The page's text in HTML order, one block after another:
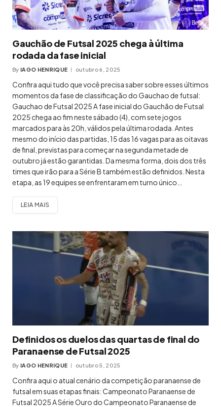
Gauchão de Futsal 2025 chega à última
rodada da fase inicial
By IAGO HENRIQUE outubro 6, 2025
Confira aqui tudo que você precisa saber sobre esses últimos
momentos da fase de classificação do Gauchao de futsal:
Gauchao de Futsal 2025 A fase inicial do Gauchão de Futsal
2025 chega ao fim neste sábado (4), com sete jogos
marcados para às 20h, válidos pela última rodada. Antes
mesmo do início das partidas, 15 das 16 vagas para as oitavas
de final, previstas para começar na segunda metade de
outubro já estão garantidas. Da mesma forma, dois dos três
times que irão para a Série B também estão definidos. Nesta
etapa, as 19 equipes se enfrentaram em turno único…
LEIA MAIS
Definidos os duelos das quartas de final do
Paranaense de Futsal 2025
By IAGO HENRIQUE outubro 5, 2025
Confira aqui o atual cenário da competição paranaense de
futsal em suas etapas finais: Campeonato Paranaense de
Futsal 2025 A Série Ouro do Campeonato Paranaense de